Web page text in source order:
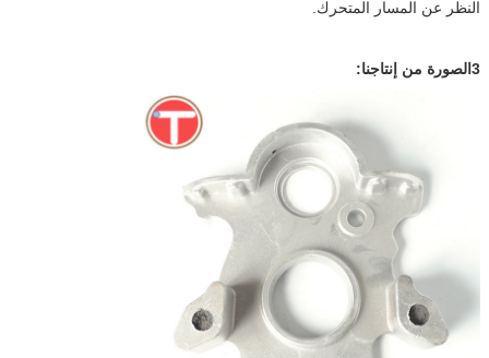
النظر عن المسار المتحرك.
3الصورة من إنتاجنا: